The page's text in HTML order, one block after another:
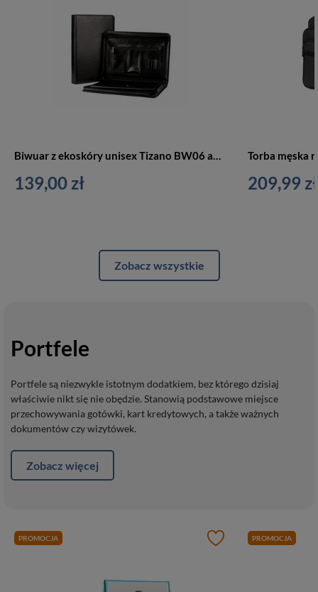
Biwuar z ekoskóry unisex Tizano BW06 aktówka na dokumenty A4 czarny
139,00 zł 209,99 zł
Zobacz wszystkie
Portfele
Portfele są niezwykle istotnym dodatkiem, bez którego dzisiaj
właściwie nikt się nie obędzie. Stanowią podstawowe miejsce
przechowywania gotówki, kart kredytowych, a także ważnych
dokumentów czy wizytówek.
Zobacz więcej
PROMOCJA PROMOCJA